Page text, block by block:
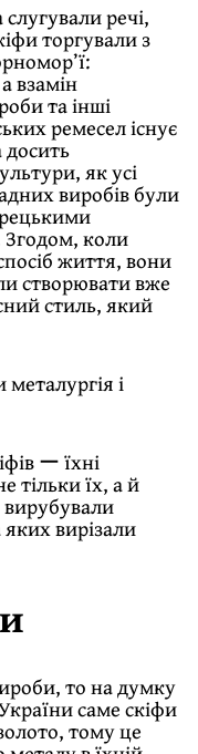
речі,
торгували з
взамін
та iншi
ремесел існує
як усi
виробів були
коли
життя, вони
створювати вже
стиль, який
і
ー їхні
тiльки їх, а й
вирізали
то на думку
саме скiфи
тому це